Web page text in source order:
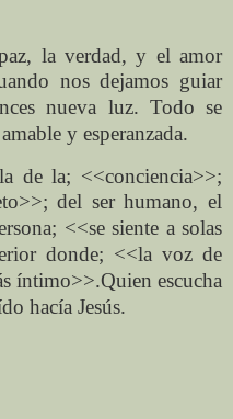
la verdad, y el amor
nos dejamos guiar
nueva luz. Todo se
y esperanzada.
de la; <<conciencia>>;
del ser humano, el
<<se siente a solas
donde; <<la voz de
íntimo>>.Quien escucha
hacía Jesús.